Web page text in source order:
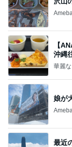
【
沖縄
華麗
娘が
最近